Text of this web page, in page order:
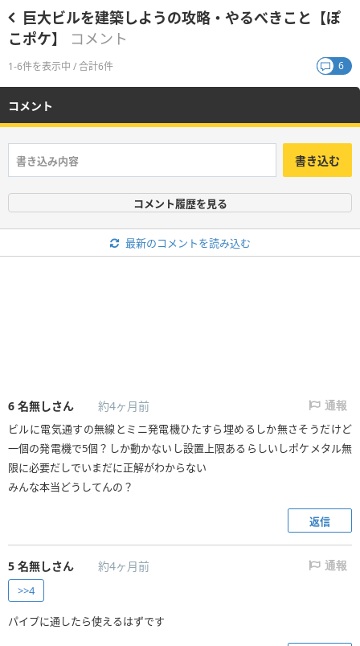
巨大ビルを建築しようの攻略・やるべきこと【ぽ
こポケ】
コメント
1-6件を表示中 / 合計6件 6
コメント
書き込む
コメント履歴を見る
最新のコメントを読み込む
6 名無しさん 約4ヶ月前 通報
ビルに電気通すの無線とミニ発電機ひたすら埋めるしか無さそうだけど
一個の発電機で5個？しか動かないし設置上限あるらしいしポケメタル無
限に必要だしでいまだに正解がわからない
みんな本当どうしてんの？
返信
5 名無しさん 約4ヶ月前 通報
>>4
パイプに通したら使えるはずです